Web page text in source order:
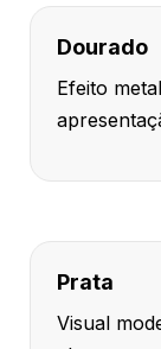
Dourado
Efeito
Prata
Visual